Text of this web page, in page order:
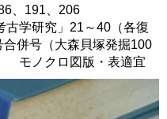
、191、206
古学研究」21～40（各復
併号（大森貝塚発掘100
モノクロ図版・表適宜